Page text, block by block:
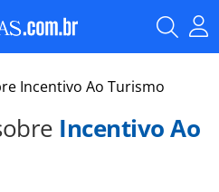
Incentivo Ao Turismo
Incentivo Ao